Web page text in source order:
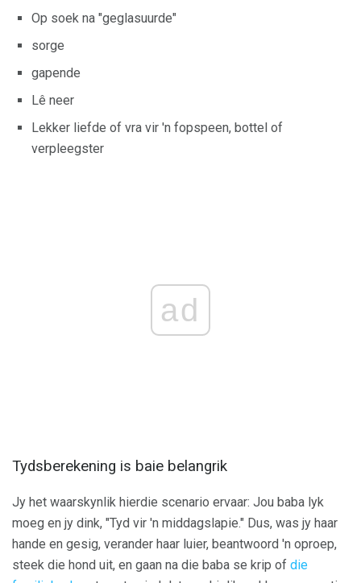
Op soek na "geglasuurde"
sorge
gapende
Lê neer
Lekker liefde of vra vir 'n fopspeen, bottel of
verpleegster
ad
Tydsberekening is baie belangrik
Jy het waarskynlik hierdie scenario ervaar: Jou baba lyk
moeg en jy dink, "Tyd vir 'n middagslapie." Dus, was jy haar
hande en gesig, verander haar luier, beantwoord 'n oproep,
steek die hond uit, en gaan na die baba se krip of die